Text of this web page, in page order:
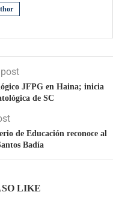
JFPG en Haina; inicia
de SC
de Educación reconoce al
Badía
LIKE